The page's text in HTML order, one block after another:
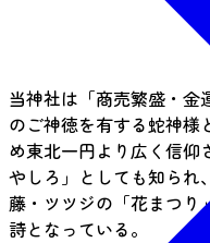
当神社は「商売繁盛・金
のご神徳を有する蛇神様
め東北一円より広く信仰
やしろ」としても知られ
藤・ツツジの「花まつり
詩となっている。